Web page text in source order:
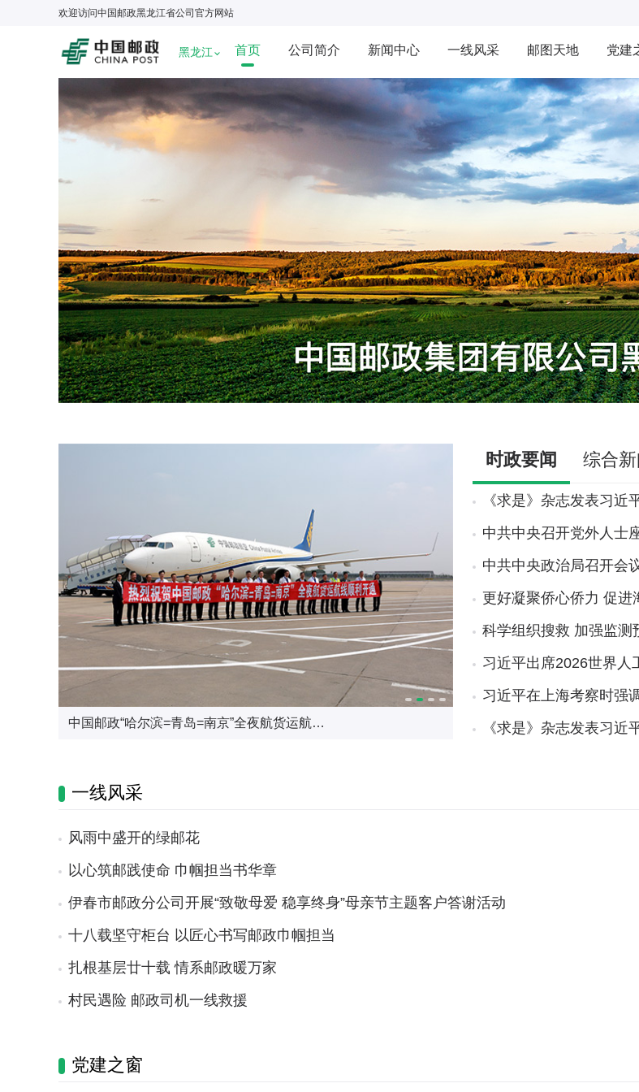
欢迎访问中国邮政黑龙江省公司 官方网站
黑龙江 首页 公司简介 新闻中心 一线风采 邮图天地 党建
黑龙江省分公司党委召开全省邮政“两优一先…
中国邮政“哈尔滨=青岛=南京”全夜航货运航…
哈尔滨首家小学主题邮局“时光邮局”揭幕
亚冬倒计时 跟着邮政小姐姐逛中央大街
时政要闻 综合
《求是》杂志发表习近
中共中央召开党外人士
中共中央政治局召开会
更好凝聚侨心侨力 促
科学组织搜救 加强监
习近平出席2026世界
习近平在上海考察时强
《求是》杂志发表习
一线风采
风雨中盛开的绿邮花
以心筑邮践使命 巾帼担当书华章
伊春市邮政分公司开展“致敬母爱 稳享终身”母亲节主题客户答谢活动
十八载坚守柜台 以匠心书写邮政巾帼担当
扎根基层廿十载 情系邮政暖万家
村民遇险 邮政司机一线救援
党建之窗